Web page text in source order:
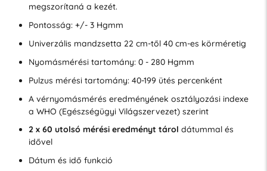
megszorítaná a kezét.
Pontosság: +/- 3 Hgmm
Univerzális mandzsetta 22 cm-től 40 cm-es körméretig
Nyomásmérési tartomány: 0 - 280 Hgmm
Pulzus mérési tartomány: 40-199 ütés percenként
A vérnyomásmérés eredményének osztályozási indexe
a WHO (Egészségügyi Világszervezet) szerint
2 x 60 utolsó mérési eredményt tárol dátummal és
idővel
Dátum és idő funkció